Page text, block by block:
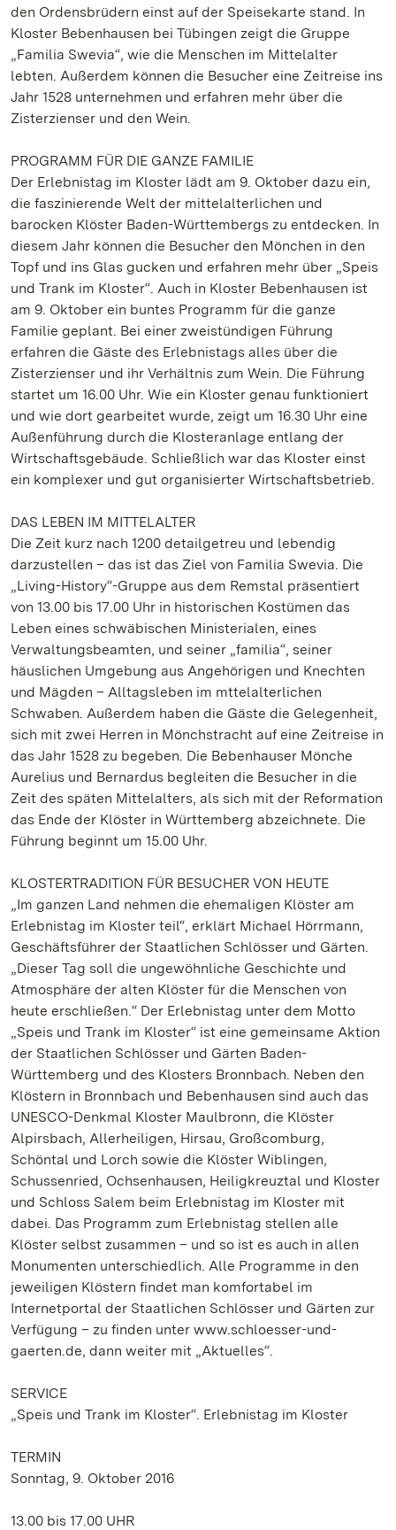
den Ordensbrüdern einst auf der Speisekarte stand. In
Kloster Bebenhausen bei Tübingen zeigt die Gruppe
„Familia Swevia“, wie die Menschen im Mittelalter
lebten. Außerdem können die Besucher eine Zeitreise ins
Jahr 1528 unternehmen und erfahren mehr über die
Zisterzienser und den Wein.
PROGRAMM FÜR DIE GANZE FAMILIE
Der Erlebnistag im Kloster lädt am 9. Oktober dazu ein,
die faszinierende Welt der mittelalterlichen und
barocken Klöster Baden-Württembergs zu entdecken. In
diesem Jahr können die Besucher den Mönchen in den
Topf und ins Glas gucken und erfahren mehr über „Speis
und Trank im Kloster“. Auch in Kloster Bebenhausen ist
am 9. Oktober ein buntes Programm für die ganze
Familie geplant. Bei einer zweistündigen Führung
erfahren die Gäste des Erlebnistags alles über die
Zisterzienser und ihr Verhältnis zum Wein. Die Führung
startet um 16.00 Uhr. Wie ein Kloster genau funktioniert
und wie dort gearbeitet wurde, zeigt um 16.30 Uhr eine
Außenführung durch die Klosteranlage entlang der
Wirtschaftsgebäude. Schließlich war das Kloster einst
ein komplexer und gut organisierter Wirtschaftsbetrieb.
DAS LEBEN IM MITTELALTER
Die Zeit kurz nach 1200 detailgetreu und lebendig
darzustellen – das ist das Ziel von Familia Swevia. Die
„Living-History“-Gruppe aus dem Remstal präsentiert
von 13.00 bis 17.00 Uhr in historischen Kostümen das
Leben eines schwäbischen Ministerialen, eines
Verwaltungsbeamten, und seiner „familia“, seiner
häuslichen Umgebung aus Angehörigen und Knechten
und Mägden – Alltagsleben im mttelalterlichen
Schwaben. Außerdem haben die Gäste die Gelegenheit,
sich mit zwei Herren in Mönchstracht auf eine Zeitreise in
das Jahr 1528 zu begeben. Die Bebenhauser Mönche
Aurelius und Bernardus begleiten die Besucher in die
Zeit des späten Mittelalters, als sich mit der Reformation
das Ende der Klöster in Württemberg abzeichnete. Die
Führung beginnt um 15.00 Uhr.
KLOSTERTRADITION FÜR BESUCHER VON HEUTE
„Im ganzen Land nehmen die ehemaligen Klöster am
Erlebnistag im Kloster teil“, erklärt Michael Hörrmann,
Geschäftsführer der Staatlichen Schlösser und Gärten.
„Dieser Tag soll die ungewöhnliche Geschichte und
Atmosphäre der alten Klöster für die Menschen von
heute erschließen.“ Der Erlebnistag unter dem Motto
„Speis und Trank im Kloster“ ist eine gemeinsame Aktion
der Staatlichen Schlösser und Gärten Baden-
Württemberg und des Klosters Bronnbach. Neben den
Klöstern in Bronnbach und Bebenhausen sind auch das
UNESCO-Denkmal Kloster Maulbronn, die Klöster
Alpirsbach, Allerheiligen, Hirsau, Großcomburg,
Schöntal und Lorch sowie die Klöster Wiblingen,
Schussenried, Ochsenhausen, Heiligkreuztal und Kloster
und Schloss Salem beim Erlebnistag im Kloster mit
dabei. Das Programm zum Erlebnistag stellen alle
Klöster selbst zusammen – und so ist es auch in allen
Monumenten unterschiedlich. Alle Programme in den
jeweiligen Klöstern findet man komfortabel im
Internetportal der Staatlichen Schlösser und Gärten zur
Verfügung – zu finden unter www.schloesser-und-
gaerten.de, dann weiter mit „Aktuelles“.
SERVICE
„Speis und Trank im Kloster“. Erlebnistag im Kloster
TERMIN
Sonntag, 9. Oktober 2016
13.00 bis 17.00 UHR